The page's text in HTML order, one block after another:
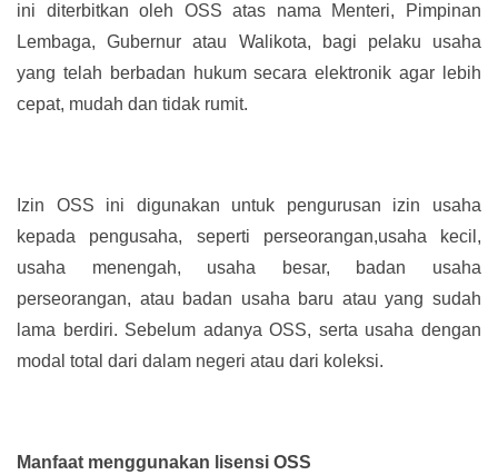
ini diterbitkan oleh OSS atas nama Menteri, Pimpinan
Lembaga, Gubernur atau Walikota, bagi pelaku usaha
yang telah berbadan hukum secara elektronik agar lebih
cepat, mudah dan tidak rumit.
Izin OSS ini digunakan untuk pengurusan izin usaha
kepada pengusaha, seperti perseorangan,usaha kecil,
usaha menengah, usaha besar, badan usaha
perseorangan, atau badan usaha baru atau yang sudah
lama berdiri. Sebelum adanya OSS, serta usaha dengan
modal total dari dalam negeri atau dari koleksi.
Manfaat menggunakan lisensi OSS